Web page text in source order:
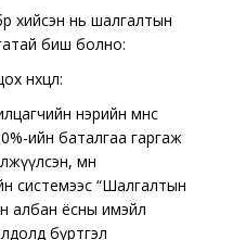
хийсэн нь шалгалтын
биш болно:
нөхцөл:
нэрийн өмнөөс
ийн баталгаа гаргаж
мөн
системээс “Шалгалтын
албан ёсны имэйл
бүртгэл